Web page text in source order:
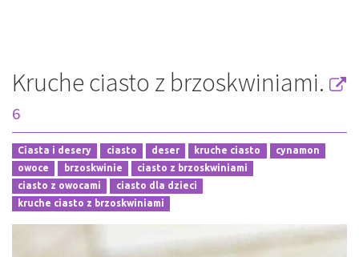
Kruche ciasto z brzoskwiniami.
6
Ciasta i desery ciasto deser kruche ciasto
cynamon
owoce
brzoskwinie
ciasto z brzoskwiniami
ciasto z owocami
ciasto dla dzieci
kruche ciasto z brzoskwiniami